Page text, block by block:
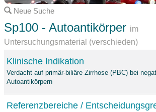
Neue Suche
Sp100 - Autoantikörper im
Untersuchungsmaterial (verschieden)
Klinische Indikation
Verdacht auf primär-biliäre Zirrhose (PBC) bei
Autoantikörpern
Referenzbereiche /